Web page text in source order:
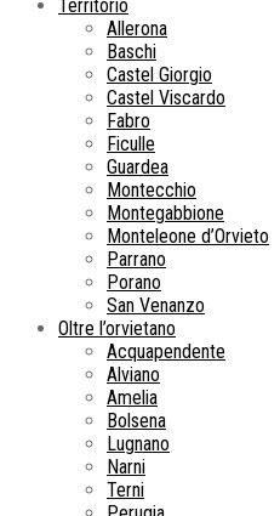
Territorio
Allerona
Baschi
Castel Giorgio
Castel Viscardo
Fabro
Ficulle
Guardea
Montecchio
Montegabbione
Monteleone d’Orvieto
Parrano
Porano
San Venanzo
Oltre l’orvietano
Acquapendente
Alviano
Amelia
Bolsena
Lugnano
Narni
Terni